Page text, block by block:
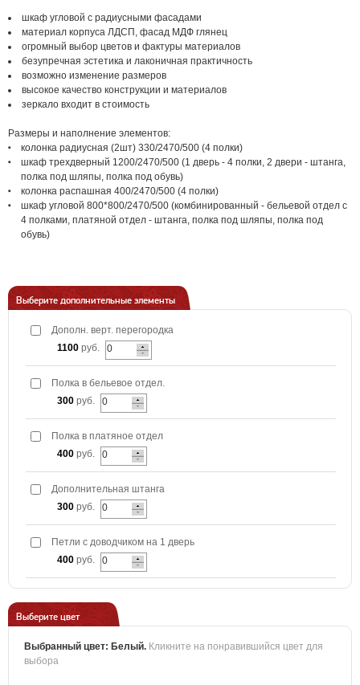
шкаф угловой с радиусными фасадами
материал корпуса ЛДСП, фасад МДФ глянец
огромный выбор цветов и фактуры материалов
безупречная эстетика и лаконичная практичность
возможно изменение размеров
высокое качество конструкции и материалов
зеркало входит в стоимость
Размеры и наполнение элементов:
колонка радиусная (2шт) 330/2470/500 (4 полки)
шкаф трехдверный 1200/2470/500 (1 дверь - 4 полки, 2 двери - штанга,
полка под шляпы, полка под обувь)
колонка распашная 400/2470/500 (4 полки)
шкаф угловой 800*800/2470/500 (комбинированный - бельевой отдел с
4 полками, платяной отдел - штанга, полка под шляпы, полка под
обувь)
Выберите дополнительные элементы
Дополн. верт. перегородка
1100 руб.
Полка в бельевое отдел.
300 руб.
Полка в платяное отдел
400 руб.
Дополнительная штанга
300 руб.
Петли с доводчиком на 1 дверь
400 руб.
Выберите цвет
Выбранный цвет: Белый. Кликните на понравившийся цвет для
выбора